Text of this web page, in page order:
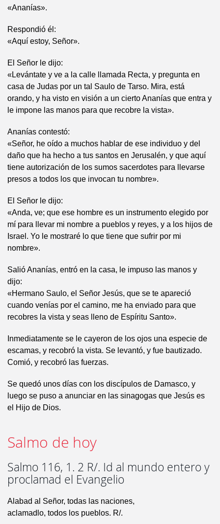
«Ananías».
Respondió él:
«Aquí estoy, Señor».
El Señor le dijo:
«Levántate y ve a la calle llamada Recta, y pregunta en
casa de Judas por un tal Saulo de Tarso. Mira, está
orando, y ha visto en visión a un cierto Ananías que entra y
le impone las manos para que recobre la vista».
Ananías contestó:
«Señor, he oído a muchos hablar de ese individuo y del
daño que ha hecho a tus santos en Jerusalén, y que aquí
tiene autorización de los sumos sacerdotes para llevarse
presos a todos los que invocan tu nombre».
El Señor le dijo:
«Anda, ve; que ese hombre es un instrumento elegido por
mí para llevar mi nombre a pueblos y reyes, y a los hijos de
Israel. Yo le mostraré lo que tiene que sufrir por mi
nombre».
Salió Ananías, entró en la casa, le impuso las manos y
dijo:
«Hermano Saulo, el Señor Jesús, que se te apareció
cuando venías por el camino, me ha enviado para que
recobres la vista y seas lleno de Espíritu Santo».
Inmediatamente se le cayeron de los ojos una especie de
escamas, y recobró la vista. Se levantó, y fue bautizado.
Comió, y recobró las fuerzas.
Se quedó unos días con los discípulos de Damasco, y
luego se puso a anunciar en las sinagogas que Jesús es
el Hijo de Dios.
Salmo de hoy
Salmo 116, 1. 2 R/. Id al mundo entero y
proclamad el Evangelio
Alabad al Señor, todas las naciones,
aclamadlo, todos los pueblos. R/.